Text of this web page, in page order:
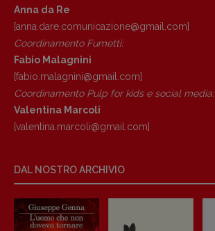
Anna da Re
[anna.dare.comunicazione@gmail.com]
Coordinamento Fumetti:
Fabio Malagnini
[fabio.malagnini@gmail.com]
Coordinamento Pulp for kids e social media:
Valentina Marcoli
[valentina.marcoli@gmail.com]
DAL NOSTRO ARCHIVIO